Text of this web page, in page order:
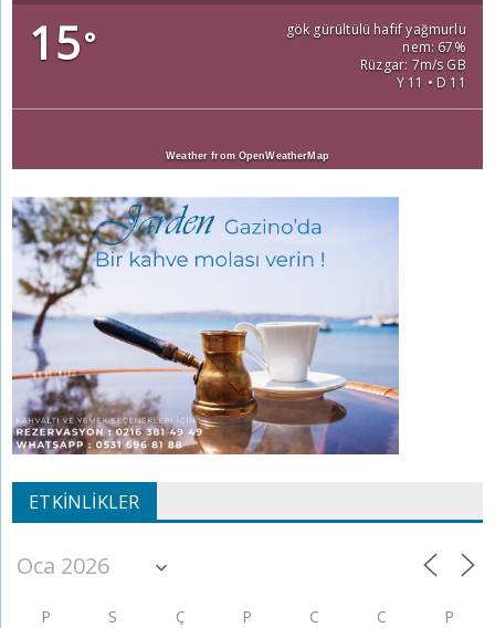
15°
gök gürültülü hafif yağmurlu
nem: 67%
Rüzgar: 7m/s GB
Y 11 • D 11
Weather from OpenWeatherMap
ETKINLIKLER
P S Ç P C C P